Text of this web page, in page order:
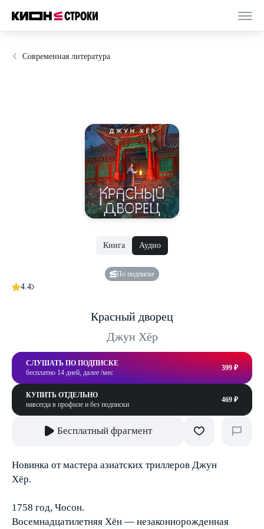
Современная литература
Книга Аудио
По подписке
4.4
Красный дворец
Джун Хёр
СЛУШАТЬ ПО ПОДПИСКЕ
бесплатно 14 дней, далее /мес
399 ₽
КУПИТЬ ОТДЕЛЬНО
навсегда в профиле и без подписки
469 ₽
Бесплатный фрагмент
Новинка от мастера азиатских триллеров Джун
Хёр.
1758 год, Чосон.
Восемнадцатилетняя Хён — незаконнорожденная